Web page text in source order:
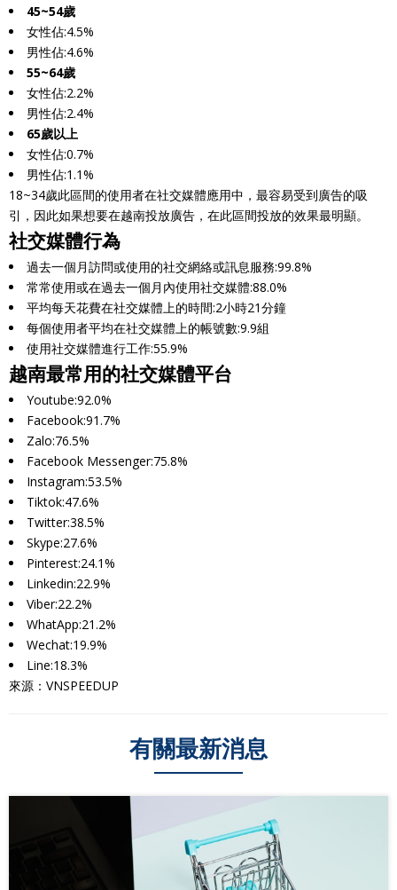
45~54歲
女性佔:4.5%
男性佔:4.6%
55~64歲
女性佔:2.2%
男性佔:2.4%
65歲以上
女性佔:0.7%
男性佔:1.1%
18~34歲此區間的使用者在社交媒體應用中，最容易受到廣告的吸
引，因此如果想要在越南投放廣告，在此區間投放的效果最明顯。
社交媒體行為
過去一個月訪問或使用的社交網絡或訊息服務:99.8%
常常使用或在過去一個月內使用社交媒體:88.0%
平均每天花費在社交媒體上的時間:2小時21分鐘
每個使用者平均在社交媒體上的帳號數:9.9組
使用社交媒體進行工作:55.9%
越南最常用的社交媒體平台
Youtube:92.0%
Facebook:91.7%
Zalo:76.5%
Facebook Messenger:75.8%
Instagram:53.5%
Tiktok:47.6%
Twitter:38.5%
Skype:27.6%
Pinterest:24.1%
Linkedin:22.9%
Viber:22.2%
WhatApp:21.2%
Wechat:19.9%
Line:18.3%
來源：VNSPEEDUP
有關最新消息